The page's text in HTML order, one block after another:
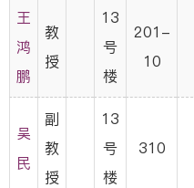
王
鸿
鹏
教
授
13
号
楼
201-
10
吴
民
副
教
授
13
号
楼
310